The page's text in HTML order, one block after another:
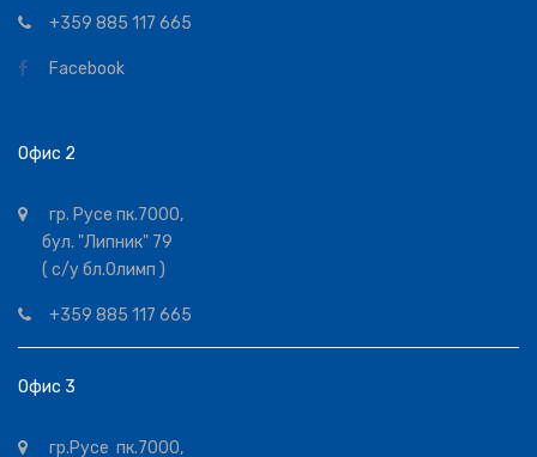
+359 885 117 665
Facebook
Офис 2
гр. Русе пк.7000,
бул. "Липник" 79
( с/у бл.Олимп )
+359 885 117 665
Офис 3
гр.Русе пк.7000,